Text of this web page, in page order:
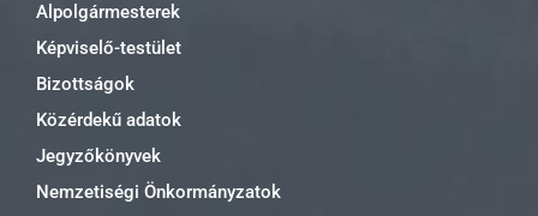
Alpolgármesterek
Képviselő-testület
Bizottságok
Közérdekű adatok
Jegyzőkönyvek
Nemzetiségi Önkormányzatok